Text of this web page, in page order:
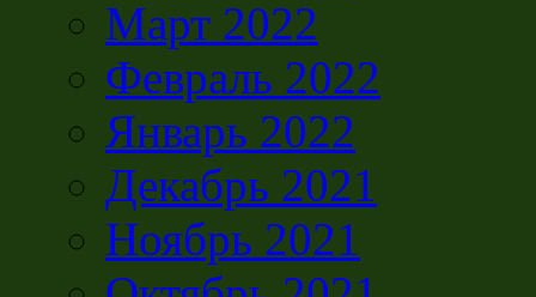
Март 2022
Февраль 2022
Январь 2022
Декабрь 2021
Ноябрь 2021